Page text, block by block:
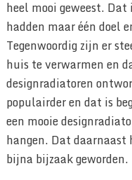
heel mooi geweest.
hadden maar één doel
Tegenwoordig zijn er
huis te verwarmen en
designradiatoren
populairder en dat is
een mooie
hangen. Dat
bijna bijzaak geworden.